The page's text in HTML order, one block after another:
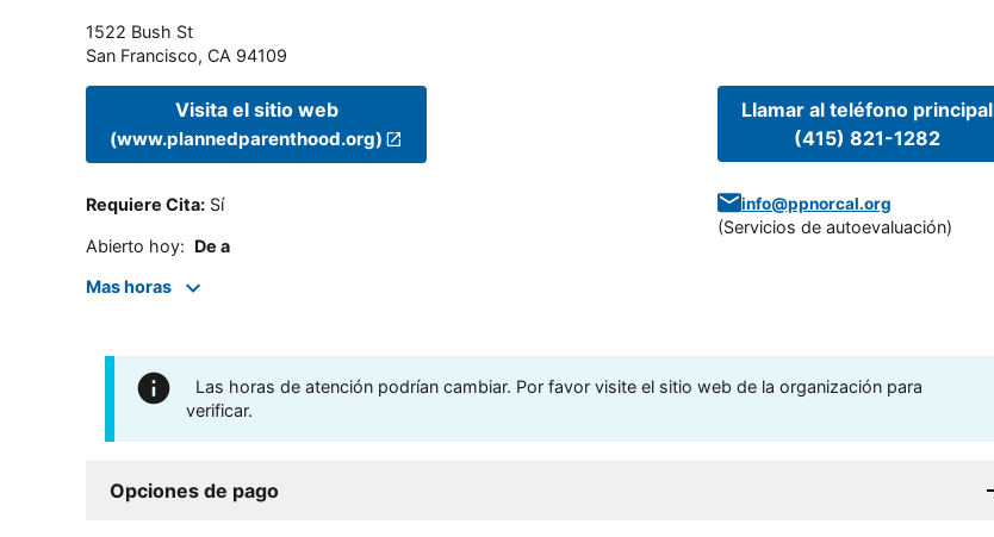
1522 Bush St
San Francisco, CA 94109
Visita el sitio web
(www.plannedparenthood.org)
Requiere Cita: Sí
Abierto hoy: De a
Mas horas
Llamar al teléfono principal
(415) 821-1282
info@ppnorcal.org
(Servicios de autoevaluación)
Las horas de atención podrían cambiar. Por favor visite el sitio web de la organización para
verificar.
Opciones de pago